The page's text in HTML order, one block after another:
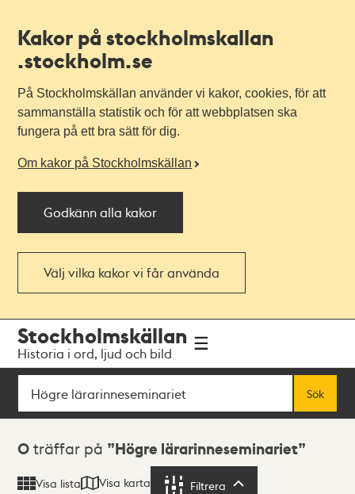
Kakor på stockholmskallan
.stockholm.se
På Stockholmskällan använder vi kakor, cookies, för att
sammanställa statistik och för att webbplatsen ska
fungera på ett bra sätt för dig.
Om kakor på Stockholmskällan
Godkänn alla kakor
Välj vilka kakor vi får använda
navigationen
huvudinnehållet
Stockholmskällan
Historia i ord, ljud och bild
Sök
Sök
Sökresultat
0 träffar på Högre lärarinneseminariet
Visa lista Visa karta Filtrera